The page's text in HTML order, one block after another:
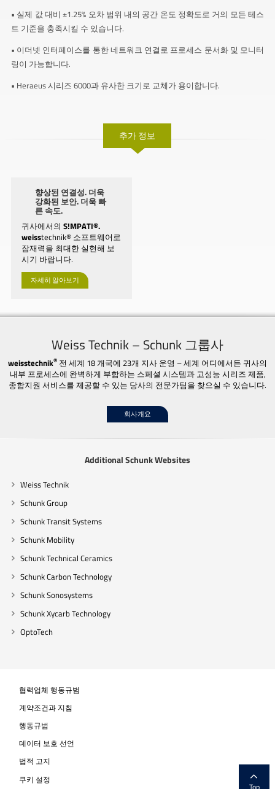
• 실제 값 대비 ±1.25% 오차 범위 내의 공간 온도 정확도로 거의 모든 테스
트 기준을 충족시킬 수 있습니다.
• 이더넷 인터페이스를 통한 네트워크 연결로 프로세스 문서화 및 모니터
링이 가능합니다.
• Heraeus 시리즈 6000과 유사한 크기로 교체가 용이합니다.
추가 정보
향상된 연결성. 더욱
강화된 보안. 더욱 빠
른 속도.
귀사에서의 S!MPATI®.
weisstechnik® 소프트웨어로
잠재력을 최대한 실현해 보
시기 바랍니다.
자세히 알아보기
Weiss Technik – Schunk 그룹사
weisstechnik® 전 세계 18 개국에 23개 지사 운영 – 세계 어디에서든 귀사의
내부 프로세스에 완벽하게 부합하는 스페셜 시스템과 고성능 시리즈 제품,
종합지원 서비스를 제공할 수 있는 당사의 전문가팀을 찾으실 수 있습니다.
회사개요
Additional Schunk Websites
Weiss Technik
Schunk Group
Schunk Transit Systems
Schunk Mobility
Schunk Technical Ceramics
Schunk Carbon Technology
Schunk Sonosystems
Schunk Xycarb Technology
OptoTech
협력업체 행동규범
계약조건과 지침
행동규범
데이터 보호 선언
법적 고지
쿠키 설정